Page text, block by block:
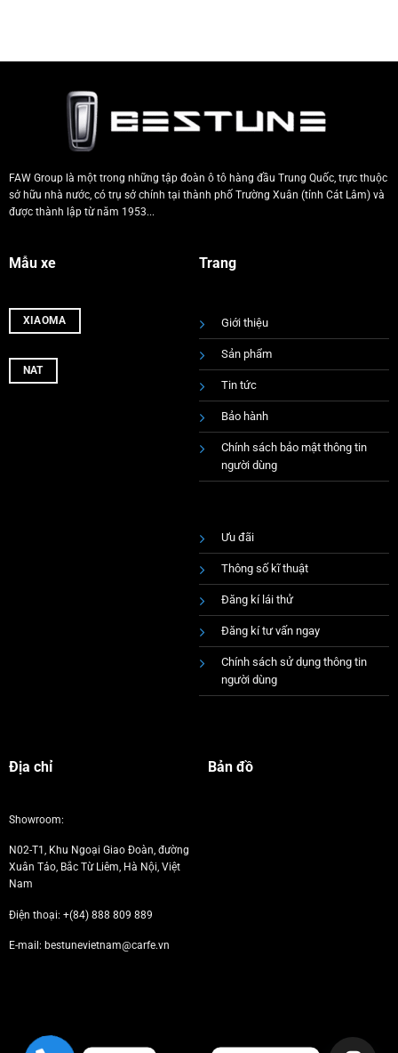
FAW Group là một trong những tập đoàn ô tô hàng đầu Trung Quốc, trực thuộc
sở hữu nhà nước, có trụ sở chính tại thành phố Trường Xuân (tỉnh Cát Lâm) và
được thành lập từ năm 1953...
Mẫu xe
XIAOMA
NAT
Trang
Giới thiệu
Sản phẩm
Tin tức
Bảo hành
Chính sách bảo mật thông tin
người dùng
Ưu đãi
Thông số kĩ thuật
Đăng kí lái thử
Đăng kí tư vấn ngay
Chính sách sử dụng thông tin
người dùng
Địa chỉ
Showroom:
N02-T1, Khu Ngoại Giao Đoàn, đường
Xuân Tảo, Bắc Từ Liêm, Hà Nội, Việt
Nam
Điện thoại: +(84) 888 809 889
E-mail: bestunevietnam@carfe.vn
Bản đồ